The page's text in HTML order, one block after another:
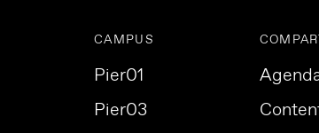
CAMPUS
Pier01
Pier03